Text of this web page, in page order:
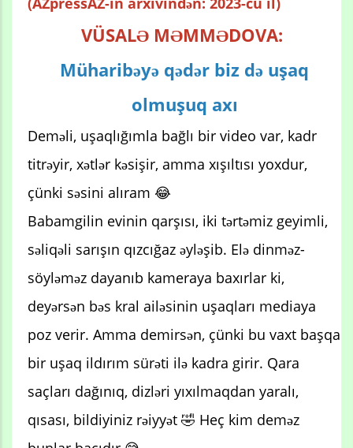
VÜSALƏ MƏMMƏDOVA:
Müharibəyə qədər biz də uşaq
olmuşuq axı
Deməli, uşaqlığımla bağlı bir video var, kadr
titrəyir, xətlər kəsişir, amma xışıltısı yoxdur,
çünki səsini alıram 😂
Babamgilin evinin qarşısı, iki tərtəmiz geyimli,
səliqəli sarışın qızcığaz əyləşib. Elə dinməz-
söyləməz dayanıb kameraya baxırlar ki,
deyərsən bəs kral ailəsinin uşaqları mediaya
poz verir. Amma demirsən, çünki bu vaxt başqa
bir uşaq ildırım sürəti ilə kadra girir. Qara
saçları dağınıq, dizləri yıxılmaqdan yaralı,
qısası, bildiyiniz rəiyyət 🤣 Heç kim deməz